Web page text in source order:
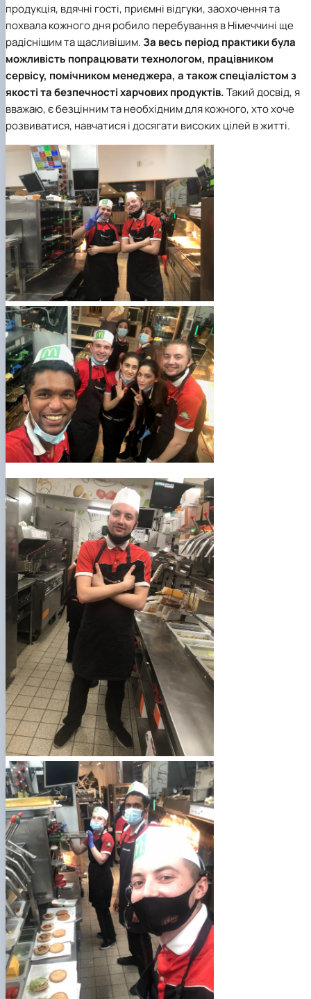
продукція, вдячні гості, приємні відгуки, заохочення та
похвала кожного дня робило перебування в Німеччині ще
радіснішим та щасливішим. За весь період практики була
можливість попрацювати технологом, працівником
сервісу, помічником менеджера, а також спеціалістом з
якості та безпечності харчових продуктів.Такий досвід, я
вважаю, є безцінним та необхідним для кожного, хто хоче
розвиватися, навчатися і досягати високих цілей в житті.